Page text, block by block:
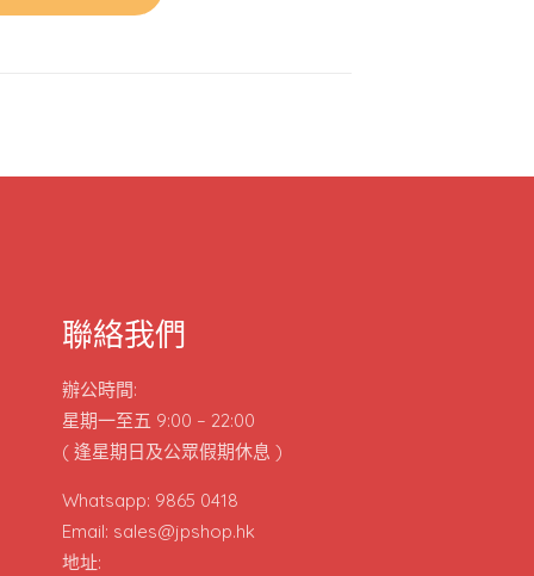
聯絡我們
辦公時間:
星期一至五 9:00 – 22:00
( 逢星期日及公眾假期休息 )
Whatsapp: 9865 0418
Email: sales@jpshop.hk
地址: